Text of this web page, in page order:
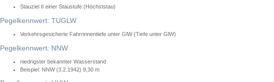
Stauziel II einer Staustufe (Höchststau)
Pegelkennwert: TUGLW
Verkehrsgesicherte Fahrrinnentiefe unter GlW (Tiefe unter GlW)
Pegelkennwert: NNW
niedrigster bekannter Wasserstand
Beispiel: NNW (3.2.1942) 9,30 m